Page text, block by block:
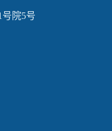
院5号